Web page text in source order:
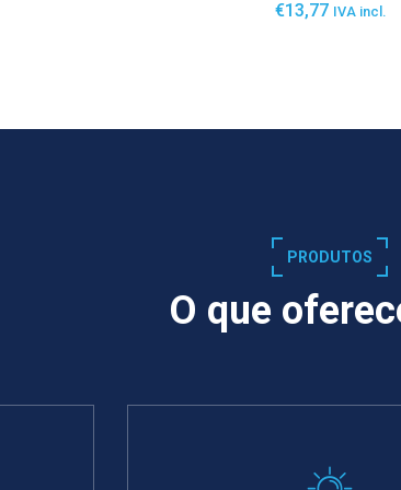
€13,77 IVA incl.
PRODUTOS
O que